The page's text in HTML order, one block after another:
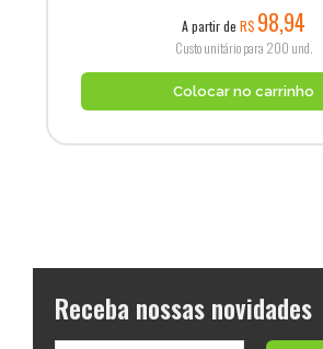
A partir de R$ 98,94
Custo unitário para 200 und.
Colocar no carrinho
Receba nossas novidades